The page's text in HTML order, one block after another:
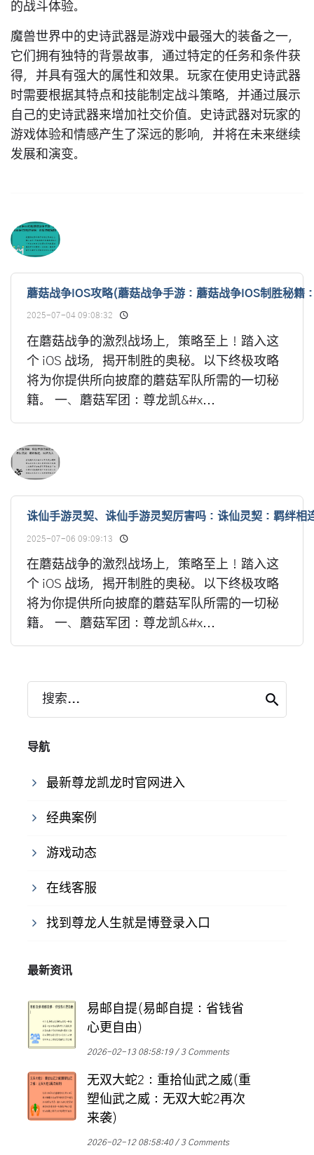
的战斗体验。
魔兽世界中的史诗武器是游戏中最强大的装备之一，
它们拥有独特的背景故事，通过特定的任务和条件获
得，并具有强大的属性和效果。玩家在使用史诗武器
时需要根据其特点和技能制定战斗策略，并通过展示
自己的史诗武器来增加社交价值。史诗武器对玩家的
游戏体验和情感产生了深远的影响，并将在未来继续
发展和演变。
蘑菇战争IOS攻略(蘑菇战争手游：蘑菇战争IOS制胜秘籍
2025-07-04 09:08:32
在蘑菇战争的激烈战场上，策略至上！踏入这
个 iOS 战场，揭开制胜的奥秘。以下终极攻略
将为你提供所向披靡的蘑菇军队所需的一切秘
籍。 一、蘑菇军团：尊龙凯&#x...
诛仙手游灵契、诛仙手游灵契厉害吗：诛仙灵契：羁绊相
2025-07-06 09:09:13
在蘑菇战争的激烈战场上，策略至上！踏入这
个 iOS 战场，揭开制胜的奥秘。以下终极攻略
将为你提供所向披靡的蘑菇军队所需的一切秘
籍。 一、蘑菇军团：尊龙凯&#x...
搜索...
导航
最新尊龙凯龙时官网进入
经典案例
游戏动态
在线客服
找到尊龙人生就是博登录入口
最新资讯
易邮自提(易邮自提：省钱省
心更自由)
2026-02-13 08:58:19 3 Comments
无双大蛇2：重拾仙武之威(重
塑仙武之威：无双大蛇2再次
来袭)
2026-02-12 08:58:40 3 Comments